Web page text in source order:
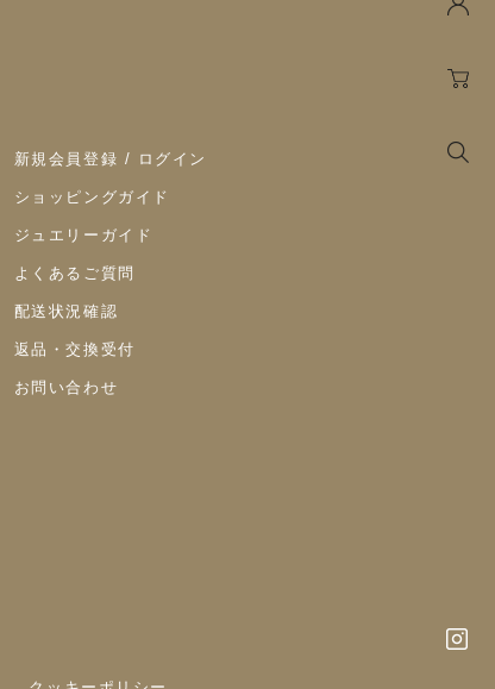
新規会員登録 / ログイン
ショッピングガイド
ジュエリーガイド
よくあるご質問
配送状況確認
返品・交換受付
お問い合わせ